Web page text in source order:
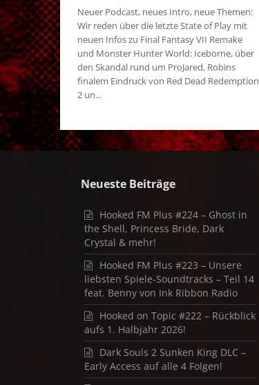
Neuer Podcast, neues Intro, neue Themen:
Wir reden über die letzte State of Play mit
neuen Infos zu Final Fantasy VII Remake
und Monster Hunter World: Iceborne, über
den Skandal rund um ProJared, Robins
finalem Eindruck von Red Dead Redemption
2 un...
Neueste Beiträge
Hooked FM Plus #224 – Ghost in
the Shell, Princess Bride, Dark
Crystal & mehr!
Hooked FM Plus #223 – Unsere
liebsten Spiele-Soundtracks – Teil 14
feat. Benny von Ink Ribbon Radio
Hooked on Topic #222 – Rückblick
aufs 1. Halbjahr 2026!
Dark Souls 2 Sunken King DLC –
Early Access auf alle 4 Folgen!